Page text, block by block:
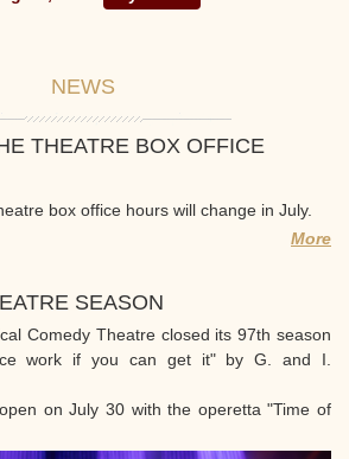
NEWS
THEATRE BOX OFFICE
box office hours will change in July.
More
SEASON
Comedy Theatre closed its 97th season
work if you can get it" by G. and I.
on July 30 with the operetta "Time of